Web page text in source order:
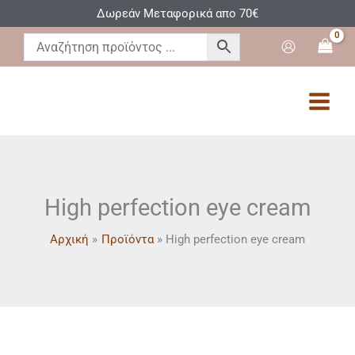
στο
περιεχόμενο
Δωρεάν Μεταφορικά απο 70€
High perfection eye cream
Αρχική Προϊόντα High perfection eye cream